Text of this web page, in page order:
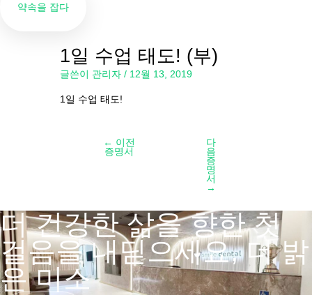
약속을 잡다
1일 수업 태도! (부)
글쓴이 관리자/ 12월 13, 2019
1일 수업 태도!
← 이전
증명서
다
음
증
명
서
→
더 건강한 삶을 향한 첫
걸음을 내딛으세요, 더 밝
은 미소